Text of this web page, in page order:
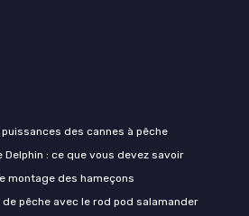
des cannes à pêche
: ce que vous devez savoir
montage des hameçons
pêche avec le rod pod salamander